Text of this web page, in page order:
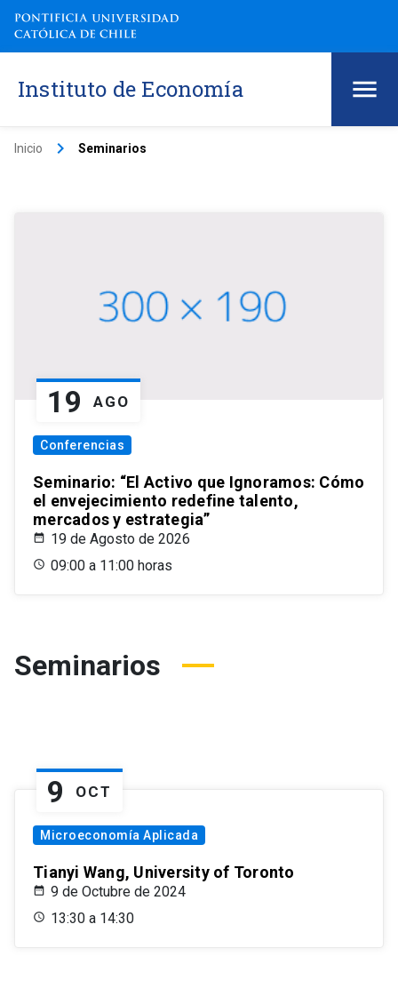
Instituto de Economía
Inicio keyboard_arrow_right Seminarios
19 AGO
Conferencias
Seminario: “El Activo que Ignoramos: Cómo
el envejecimiento redefine talento,
mercados y estrategia”
19 de Agosto de 2026
09:00 a 11:00 horas
Seminarios
9 OCT
Microeconomía Aplicada
Tianyi Wang, University of Toronto
9 de Octubre de 2024
13:30 a 14:30